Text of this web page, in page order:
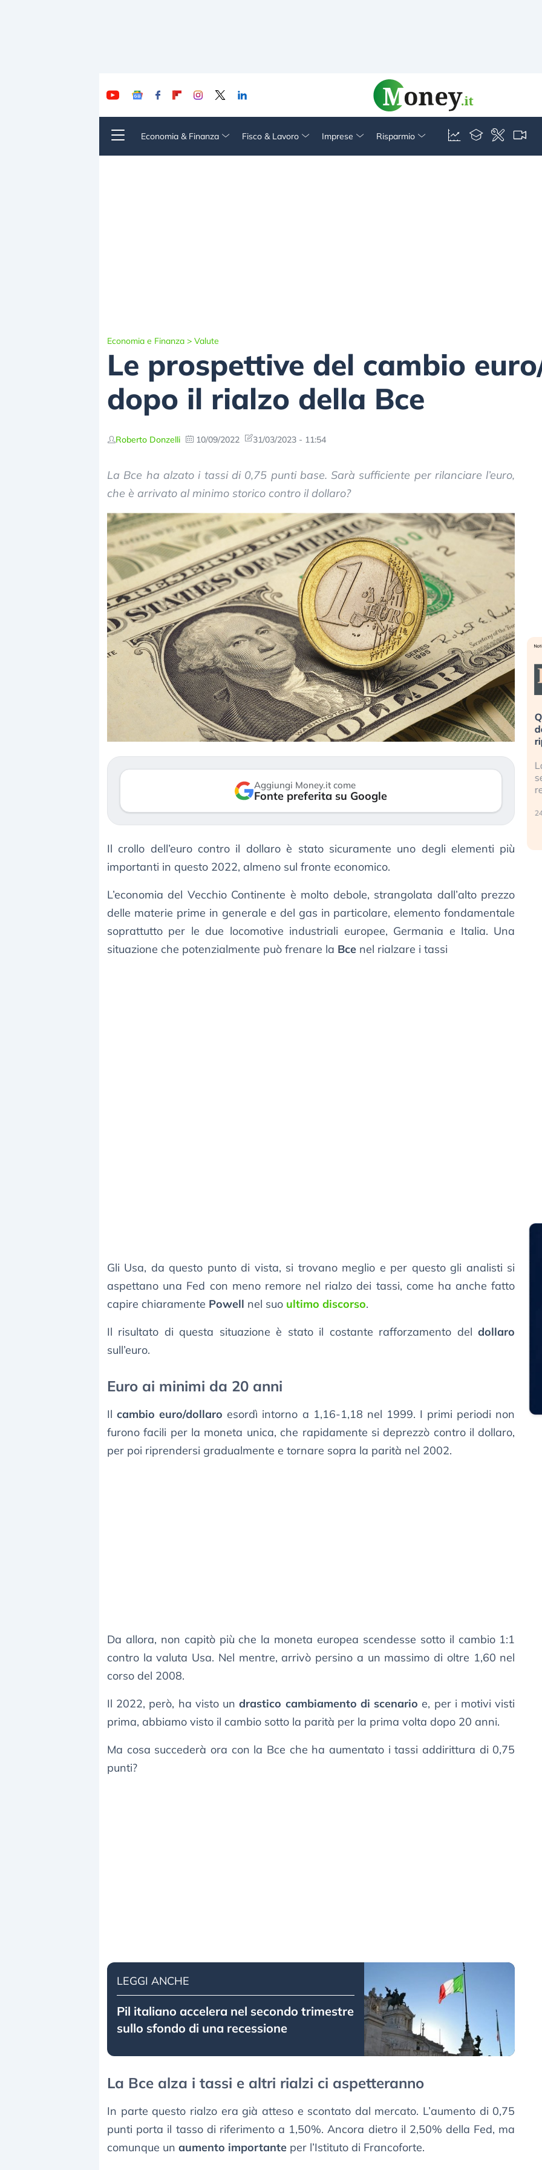
Economia & Finanza Fisco & Lavoro Imprese Risparmio
Economia e Finanza > Valute
Le prospettive del cambio
dopo il rialzo della Bce
Roberto Donzelli 10/09/2022 31/03/2023 - 11:54
La Bce ha alzato i tassi di 0,75 punti base. Sarà sufficiente per rilanciare l’euro,
che è arrivato al minimo storico contro il dollaro?
Aggiungi Money.it come
Fonte preferita su Google
Il crollo dell’euro contro il dollaro è stato sicuramente uno degli elementi più
importanti in questo 2022, almeno sul fronte economico.
L’economia del Vecchio Continente è molto debole, strangolata dall’alto prezzo
delle materie prime in generale e del gas in particolare, elemento fondamentale
soprattutto per le due locomotive industriali europee, Germania e Italia. Una
situazione che potenzialmente può frenare la Bce nel rialzare i tassi
Gli Usa, da questo punto di vista, si trovano meglio e per questo gli analisti si
aspettano una Fed con meno remore nel rialzo dei tassi, come ha anche fatto
capire chiaramente Powell nel suo ultimo discorso.
Il risultato di questa situazione è stato il costante rafforzamento deldollaro
sull’euro.
Euro ai minimi da 20 anni
Ilcambio euro/dollaro esordì intorno a 1,16-1,18 nel 1999. I primi periodi non
furono facili per la moneta unica, che rapidamente si deprezzò contro il dollaro,
per poi riprendersi gradualmente e tornare sopra la parità nel 2002.
Da allora, non capitò più che la moneta europea scendesse sotto il cambio 1:1
contro la valuta Usa. Nel mentre, arrivò persino a un massimo di oltre 1,60 nel
corso del 2008.
Il 2022, però, ha visto undrastico cambiamento di scenario e, per i motivi visti
prima, abbiamo visto il cambio sotto la parità per la prima volta dopo 20 anni.
Ma cosa succederà ora con la Bce che ha aumentato i tassi addirittura di 0,75
punti?
LEGGI ANCHE
Pil italiano accelera nel secondo trimestre
sullo sfondo di una recessione
La Bce alza i tassi e altri rialzi ci aspetteranno
In parte questo rialzo era già atteso e scontato dal mercato. L’aumento di 0,75
punti porta il tasso di riferimento a 1,50%. Ancora dietro il 2,50% della Fed, ma
comunque un aumento importante per l’Istituto di Francoforte.
Dalle valutazioni estreme alla
correzione. Cosa sta guidando il
repricing degli asset?
Gli investitori stanno finalmente
mostrando segni di stanchezza
«La mia vita è rovinata». Investitori
in preda al panico dopo lo scoppio
della bolla AI
30 luglio 2026
Quando la finanza pesa
dell’economia reale.
ripetendo gli errori del
La ricchezza mondiale
sempre più sganciata
24 luglio 2026